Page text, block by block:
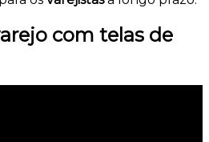
com telas de